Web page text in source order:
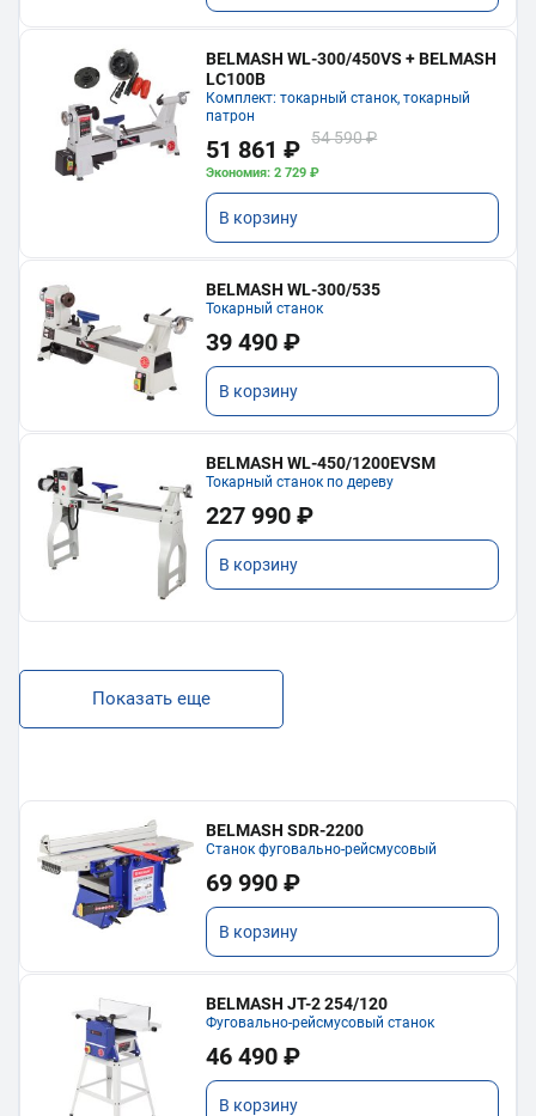
BELMASH WL-300/450VS + BELMASH
LC100B
Комплект: токарный станок, токарный
патрон
51 861 ₽ 54 590 ₽
Экономия: 2 729 ₽
В корзину
BELMASH WL-300/535
Токарный станок
39 490 ₽
В корзину
BELMASH WL-450/1200EVSM
Токарный станок по дереву
227 990 ₽
В корзину
Показать еще
BELMASH SDR-2200
Станок фуговально-рейсмусовый
69 990 ₽
В корзину
BELMASH JT-2 254/120
Фуговально-рейсмусовый станок
46 490 ₽
В корзину